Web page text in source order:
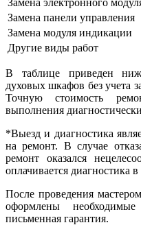
Замена электронного
Замена панели управления
Замена модуля индикации
Другие виды работ
В таблице приведен
духовых шкафов без учета
Точную стоимость
выполнения
*Выезд и диагностика
на ремонт. В случае
ремонт оказался
оплачивается диагностика
После проведения
оформлены
письменная гарантия.